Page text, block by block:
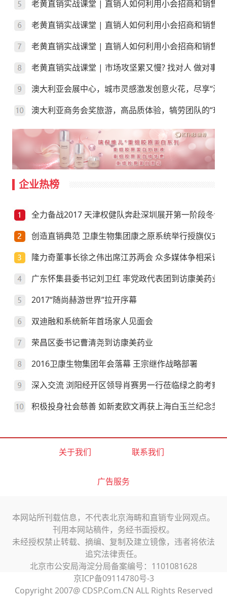
老黄直销实战课堂 | 直销人如何利用小会招商和销售
老黄直销实战课堂 | 直销人如何利用小会招商和销售
老黄直销实战课堂 | 直销人如何利用小会招商和销售
老黄直销实战课堂 | 市场攻坚累又慢? 找对人 做对事
澳大利亚会展中心，城市灵感激发创意火花，尽享“澳”
澳大利亚商务会奖旅游，高品质体验，犒劳团队的“玩”
企业热榜
全力备战2017 天津权健队奔赴深圳展开第一阶段冬训
创造直销典范 卫康生物集团康之原系统举行授旗仪式
隆力奇董事长徐之伟出席江苏两会 众多媒体争相采访
广东怀集县委书记刘卫红 率党政代表团到访康美药业
2017“随尚赫游世界”拉开序幕
双迪融和系统新年首场家人见面会
荣昌区委书记曹清尧到访康美药业
2016卫康生物集团年会落幕 王宗继作战略部署
深入交流 浏阳经开区领导肖赛男一行莅临绿之韵考察
积极投身社会慈善 如新麦欧文再获上海白玉兰纪念奖
关于我们 联系我们
广告服务
本网站所刊载信息，不代表北京海畴和直销专业网观点。
刊用本网站稿件，务经书面授权。
未经授权禁止转载、摘编、复制及建立镜像，违者将依法
追究法律责任。
北京市公安局海淀分局备案编号：1101081628
京ICP备09114780号-3
Copyright 2007@ CDSP.Com.CN ALL Rights Reserved